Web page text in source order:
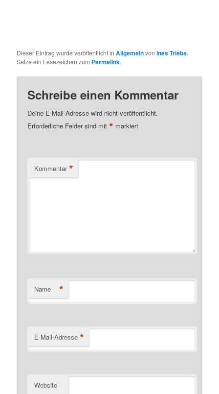
Dieser Eintrag wurde veröffentlicht inAllgemeinvonInes Triebs.
Setze ein Lesezeichen zum Permalink.
Schreibe einen Kommentar
Deine E-Mail-Adresse wird nicht veröffentlicht.
Erforderliche Felder sind mit* markiert
Kommentar *
Name *
E-Mail-Adresse *
Website